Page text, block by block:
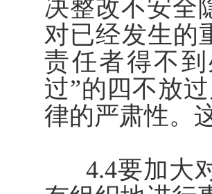
决整改不安全
对已经发生的
责任者得不
过”的四不放
律的严肃性。
4.4要加大对